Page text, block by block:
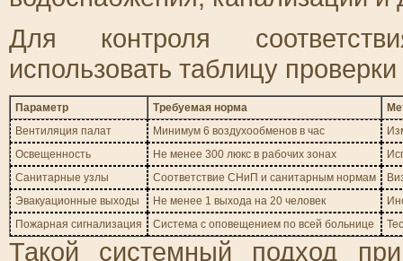
Для контроля
использовать таблицу
Параметр Требуемая норма
Вентиляция палат
Минимум 6 воздухообменов в час
Освещенность
Не менее 300 люкс в рабочих зонах
Санитарные узлы
Соответствие СНиП и санитарным нормам
Эвакуационные выходы
Не менее 1 выхода на 20 человек
Пожарная сигнализация
Система с оповещением по всей больнице
Такой системный подход